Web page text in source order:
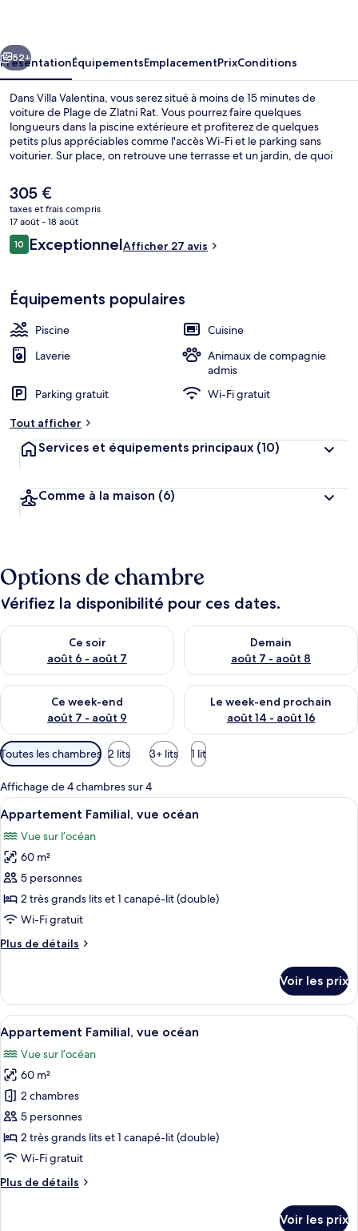
Suivant
52+
PrésentationÉquipementsEmplacementPrixConditions
Dans Villa Valentina, vous serez situé à moins de 15 minutes de
voiture de Plage de Zlatni Rat. Vous pourrez faire quelques
longueurs dans la piscine extérieure et profiterez de quelques
petits plus appréciables comme l'accès Wi-Fi et le parking sans
voiturier. Sur place, on retrouve une terrasse et un jardin, de quoi
d'une baignoire relaxante profonde et d'une cuisine.
Le
prix
actuel
est
de
305 €
taxes et frais compris
17 août - 18 août
Avis
voyageurs
1010 sur 10
ExceptionnelAfficher 27 avis
Équipements populaires
Piscine
Cuisine
Laverie
Animaux de compagnie
admis
Parking gratuit
Wi-Fi gratuit
Tout afficher
Services et équipements principaux (10)
Comme à la maison (6)
Options de chambre
Vérifiez la disponibilité pour ces dates.
Ce soir
août 6 - août 7
Vérifier la disponibilité pour ce soir août 6 - août 7
Demain
août 7 - août 8
Vérifier la disponibilité pour
Ce week-end
août 7 - août 9
Vérifier la disponibilité pour ce week-end août 7 - août 9
Le week-end prochain
août 14 - août 16
Vérifier la disponibilité pour
Filtres
disponibles
pour
les
chambres
Toutes les chambres 2 lits 3+ lits 1 lit
Affichage de 4 chambres sur 4
Afficher
toutes
les
photos
pour
ce
type
chambre :
vue
océan
Un lit avec une tête de lit bleu
9
Appartement Familial, vue océan
Vue sur l’océan
60 m²
5 personnes
2 très grands lits et 1 canapé-lit (double)
Wi-Fi gratuit
Plus de détails
Plus
le
type
de
chambre
Appartement
Familial,
vue
océan
Voir les prix
Afficher
toutes
les
photos
pour
ce
type
de
chambre :
Appartement
Une chambre avec un grand lit, une
8
Appartement Familial, vue océan
Vue sur l’océan
60 m²
2 chambres
5 personnes
2 très grands lits et 1 canapé-lit (double)
Wi-Fi gratuit
Plus de détails
Plus
Voir les prix